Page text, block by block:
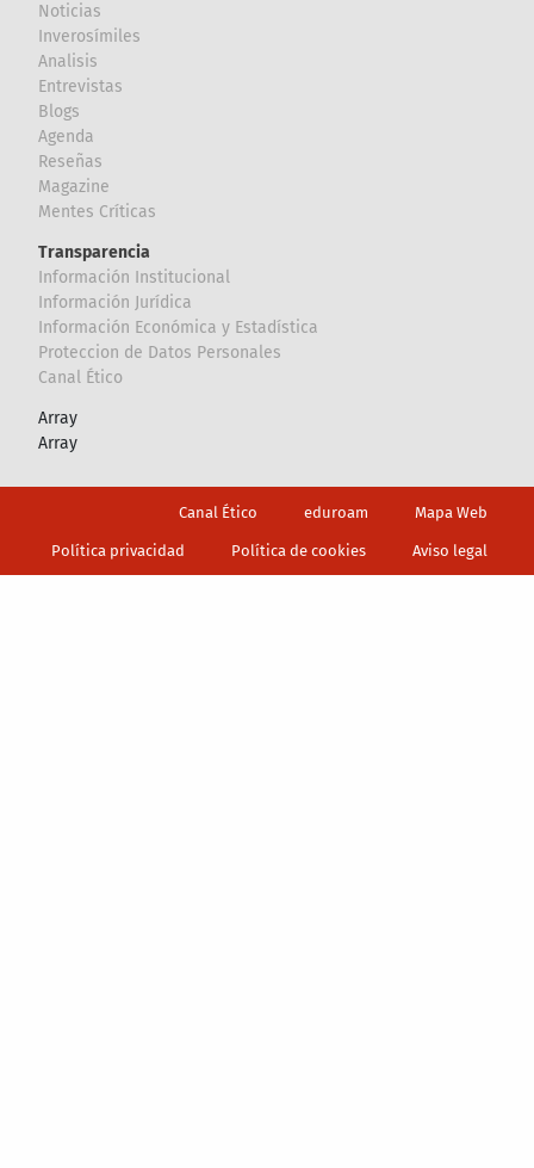
Noticias
Inverosímiles
Analisis
Entrevistas
Blogs
Agenda
Reseñas
Magazine
Mentes Críticas
Transparencia
Información Institucional
Información Jurídica
Información Económica y Estadística
Proteccion de Datos Personales
Canal Ético
Array
Array
Canal Ético eduroam Mapa Web
Política privacidad Política de cookies Aviso legal